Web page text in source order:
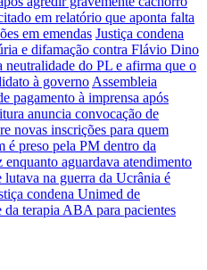
em relatório que aponta falta
em emendas Justiça condena
e difamação contra Flávio Dino
do PL e afirma que o
à governo Assembleia
pagamento à imprensa após
anuncia convocação de
novas inscrições para quem
é preso pela PM dentro da
aguardava atendimento
na guerra da Ucrânia é
condena Unimed de
terapia ABA para pacientes